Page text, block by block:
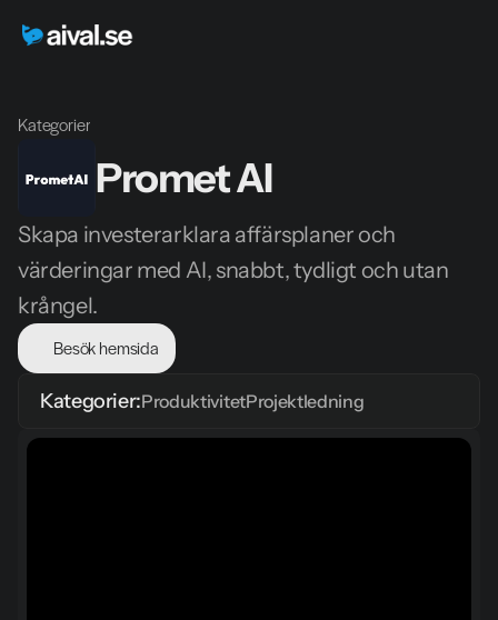
Kategorier
Promet AI
Skapa investerarklara affärsplaner och
värderingar med AI, snabbt, tydligt och utan
krångel.
Besök hemsida
Kategorier:ProduktivitetProjektledning